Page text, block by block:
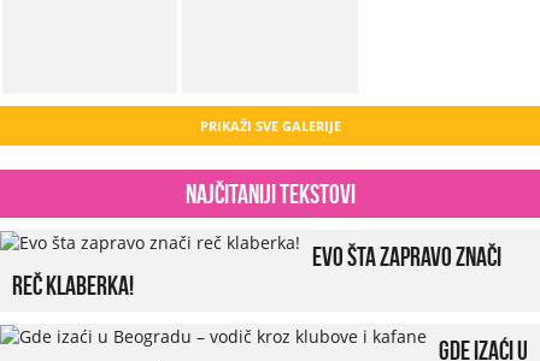
PRIKAŽI SVE GALERIJE
Najčitaniji tekstovi
Evo šta zapravo znači
reč klaberka!
Gde izaći u